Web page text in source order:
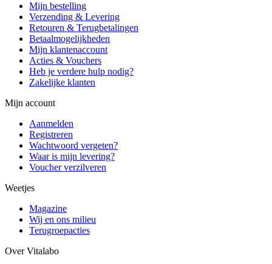
Mijn bestelling
Verzending & Levering
Retouren & Terugbetalingen
Betaalmogelijkheden
Mijn klantenaccount
Acties & Vouchers
Heb je verdere hulp nodig?
Zakelijke klanten
Mijn account
Aanmelden
Registreren
Wachtwoord vergeten?
Waar is mijn levering?
Voucher verzilveren
Weetjes
Magazine
Wij en ons milieu
Terugroepacties
Over Vitalabo